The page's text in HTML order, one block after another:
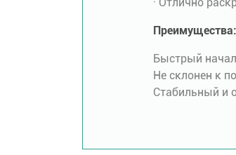
Преимущества:
Быстрый
Не склонен к
Стабильный и